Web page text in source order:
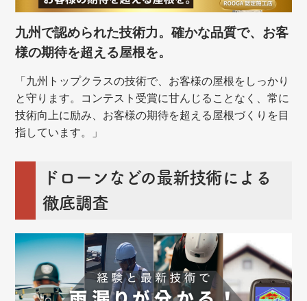
九州で認められた技術力。確かな品質で、お客
様の期待を超える屋根を。
「九州トップクラスの技術で、お客様の屋根をしっかり
と守ります。コンテスト受賞に甘んじることなく、常に
技術向上に励み、お客様の期待を超える屋根づくりを目
指しています。」
ドローンなどの最新技術による
徹底調査